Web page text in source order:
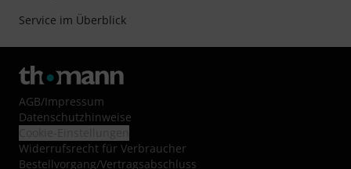
Service im Überblick
AGB/Impressum
Datenschutzhinweise
Widerrufsrecht für Verbraucher
Bestellvorgang/Vertragsabschluss